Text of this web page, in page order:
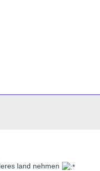
land nehmen